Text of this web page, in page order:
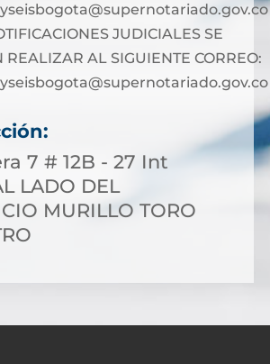
JUDICIALES SE
REALIZAR AL SIGUIENTE CORREO:
7 # 12B - 27 Int
LADO DEL
MURILLO TORO